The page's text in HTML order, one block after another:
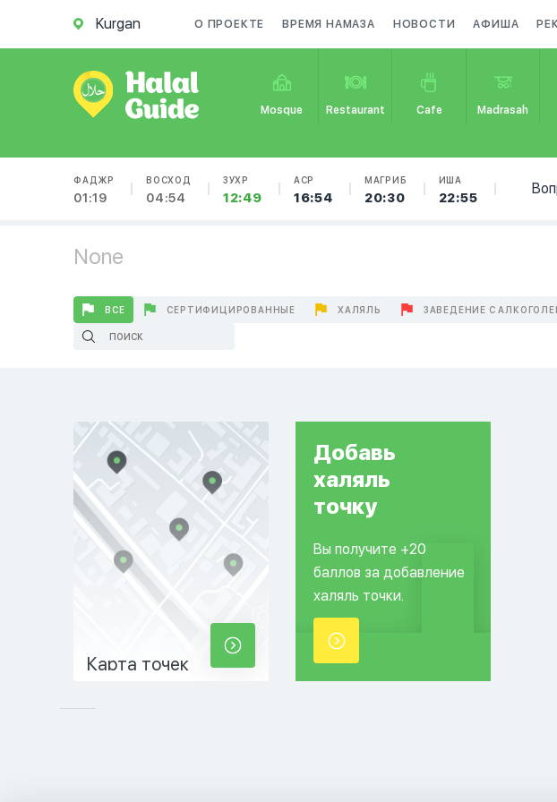
Kurgan О ПРОЕКТЕ ВРЕМЯ НАМАЗА НОВОСТИ АФИША
Mosque Restaurant Cafe Madrasah
ФАДЖР
01:19
ВОСХОД
04:54
ЗУХР
12:49
АСР
16:54
МАГРИБ
20:30
ИША
22:55
None
ВСЕ СЕРТИФИЦИРОВАННЫЕ ХАЛЯЛЬ ЗАВЕДЕНИЕ С
Карта точек
Добавь
халяль
точку
Вы получите +20
баллов за добавление
халяль точки.